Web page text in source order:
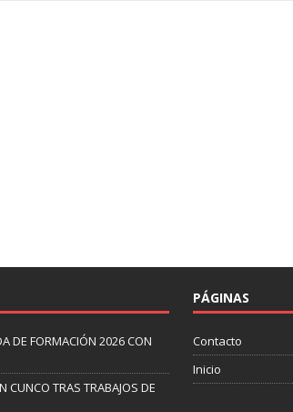
DE FORMACIÓN 2026 CON
CUNCO TRAS TRABAJOS DE
PÁGINAS
Contacto
Inicio